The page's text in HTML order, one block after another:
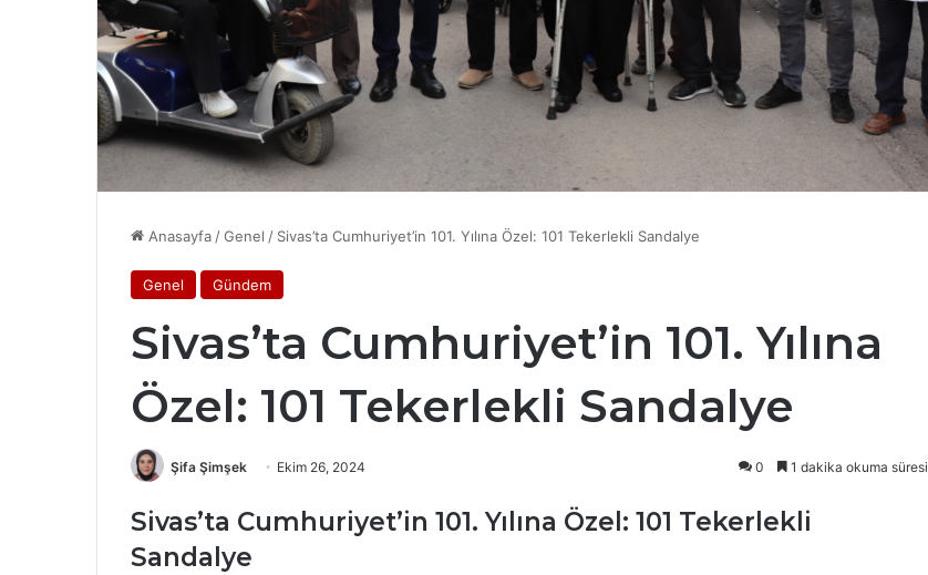
Anasayfa /Genel / Sivas’ta Cumhuriyet’in 101. Yılına Özel: 101 Tekerlekli Sandalye
Genel Gündem
Sivas’ta Cumhuriyet’in 101. Yılına
Özel: 101 Tekerlekli Sandalye
Şifa Şimşek Ekim 26, 2024 0 1 dakika okuma süresi
Sivas’ta Cumhuriyet’in 101. Yılına Özel: 101 Tekerlekli
Sandalye